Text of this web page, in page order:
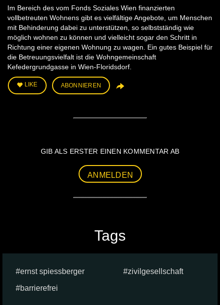
Im Bereich des vom Fonds Soziales Wien finanzierten
vollbetreuten Wohnens gibt es vielfältige Angebote, um Menschen
mit Behinderung dabei zu unterstützen, so selbstständig wie
möglich wohnen zu können und vielleicht sogar den Schritt in
Richtung einer eigenen Wohnung zu wagen. Ein gutes Beispiel für
die Betreuungsvielfalt ist die Wohngemeinschaft
Kefedergrundgasse in Wien-Floridsdorf.
LIKE ABONNIEREN
GIB ALS ERSTER EINEN KOMMENTAR AB
ANMELDEN
Tags
ernst spiessberger
zivilgesellschaft
barrierefrei